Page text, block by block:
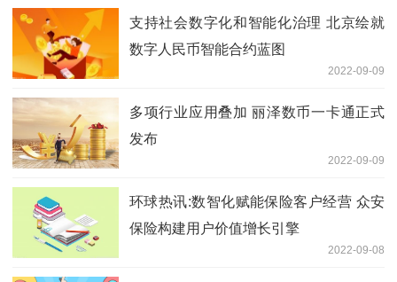
支持社会数字化和智能化治理 北京绘就
数字人民币智能合约蓝图
2022-09-09
多项行业应用叠加 丽泽数币一卡通正式
发布
2022-09-09
环球热讯:数智化赋能保险客户经营 众安
保险构建用户价值增长引擎
2022-09-08